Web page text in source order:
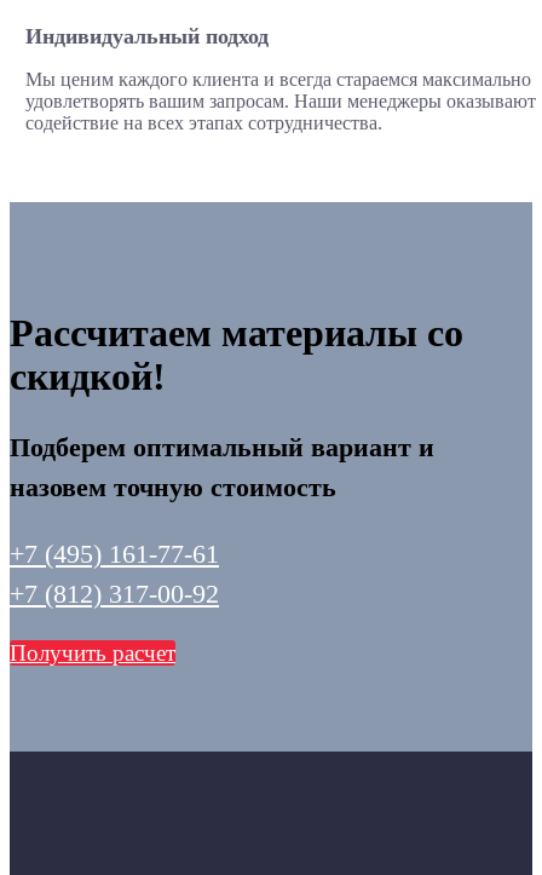
Индивидуальный подход
Мы ценим каждого клиента и всегда стараемся максимально
удовлетворять вашим запросам. Наши менеджеры оказывают
содействие на всех этапах сотрудничества.
Рассчитаем материалы со
скидкой!
Подберем оптимальный вариант и
назовем точную стоимость
+7 (495) 161-77-61
+7 (812) 317-00-92
Получить расчет